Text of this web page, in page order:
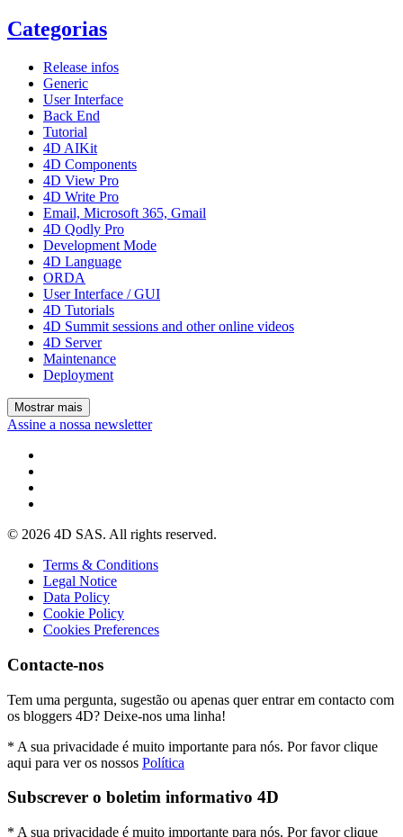
Categorias
Release infos
Generic
User Interface
Back End
Tutorial
4D AIKit
4D Components
4D View Pro
4D Write Pro
Email, Microsoft 365, Gmail
4D Qodly Pro
Development Mode
4D Language
ORDA
User Interface / GUI
4D Tutorials
4D Summit sessions and other online videos
4D Server
Maintenance
Deployment
Mostrar mais
Assine a nossa newsletter
© 2026 4D SAS. All rights reserved.
Terms & Conditions
Legal Notice
Data Policy
Cookie Policy
Cookies Preferences
Contacte-nos
Tem uma pergunta, sugestão ou apenas quer entrar em contacto com
os bloggers 4D? Deixe-nos uma linha!
* A sua privacidade é muito importante para nós. Por favor clique
aqui para ver os nossos Política
Subscrever o boletim informativo 4D
* A sua privacidade é muito importante para nós. Por favor clique